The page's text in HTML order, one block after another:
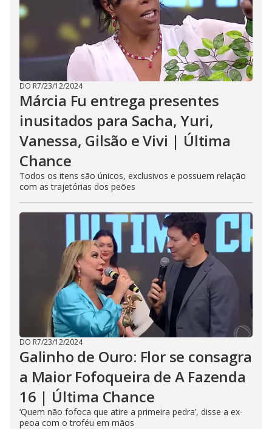
DO R7/23/12/2024
Márcia Fu entrega presentes
inusitados para Sacha, Yuri,
Vanessa, Gilsão e Vivi | Última
Chance
Todos os itens são únicos, exclusivos e possuem relação
com as trajetórias dos peões
DO R7/23/12/2024
Galinho de Ouro: Flor se consagra
a Maior Fofoqueira de A Fazenda
16 | Última Chance
‘Quem não fofoca que atire a primeira pedra’, disse a ex-
peoa com o troféu em mãos